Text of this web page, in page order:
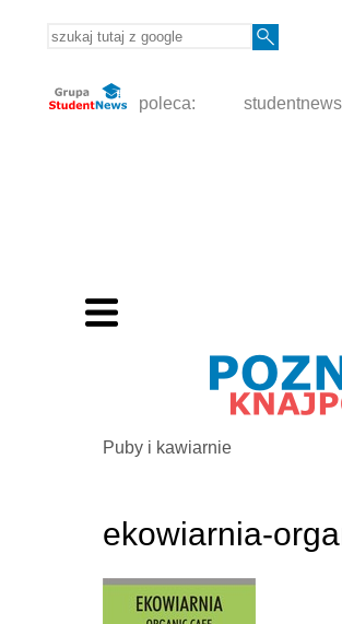
poleca: studentnews
Puby i kawiarnie
ekowiarnia-